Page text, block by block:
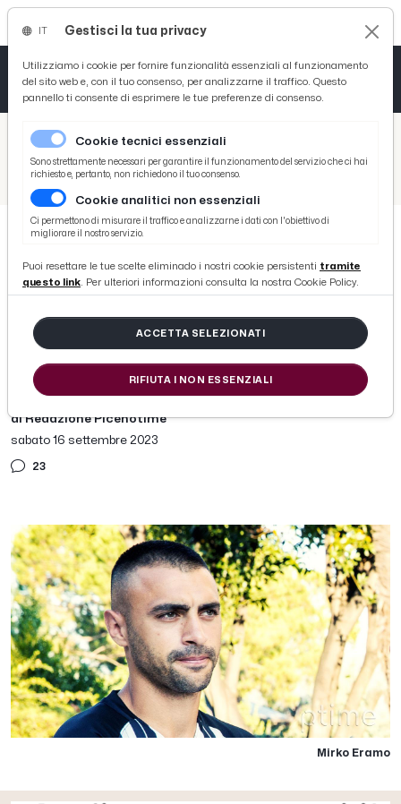
/ Picenotime
/ Ascoli Time
Ascoli Calcio, Eramo: “Per me la maglia bianconera è stata una seconda pelle. Dionisi splendido compagno di viaggio”
Ascoli Calcio, Eramo: “Per me la
maglia bianconera è stata una
seconda pelle. Dionisi splendido
compagno di viaggio”
di Redazione Picenotime
sabato 16 settembre 2023
23
Mirko Eramo
Gestisci la tua privacy
Utilizziamo i cookie per fornire funzionalità essenziali al funzionamento
del sito web e, con il tuo consenso, per analizzarne il traffico. Questo
pannello ti consente di esprimere le tue preferenze di consenso.
Cookie tecnici essenziali
Sono strettamente necessari per garantire il funzionamento del servizio che ci hai
richiesto e, pertanto, non richiedono il tuo consenso.
Cookie analitici non essenziali
Ci permettono di misurare il traffico e analizzarne i dati con l'obiettivo di
migliorare il nostro servizio.
Puoi resettare le tue scelte eliminado i nostri cookie persistenti tramite
questo link. Per ulteriori informazioni consulta la nostra Cookie Policy.
ACCETTA SELEZIONATI
RIFIUTA I NON ESSENZIALI
Tutto News
Tutto Sport
Basket
Ciclismo
Tutto Curiosità